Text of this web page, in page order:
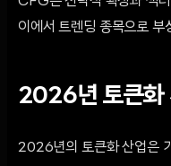
이에서 트렌딩 종목으로 부
2026년 토큰화
2026년의 토큰화 산업은